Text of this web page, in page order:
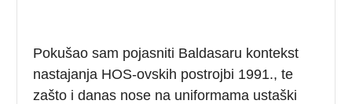
Pokušao sam pojasniti Baldasaru kontekst
nastajanja HOS-ovskih postrojbi 1991., te
zašto i danas nose na uniformama ustaški